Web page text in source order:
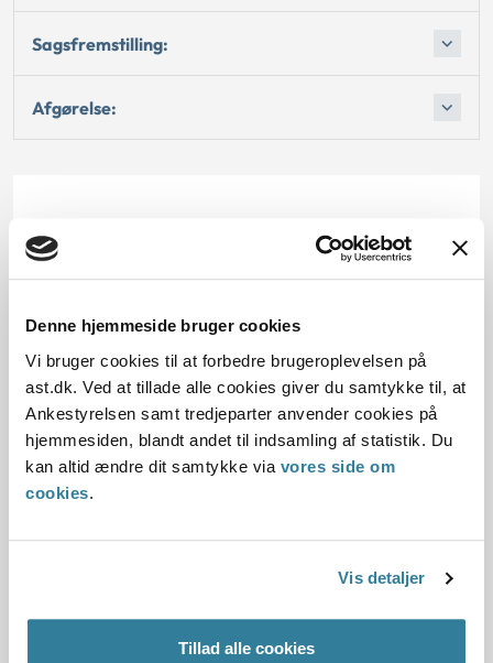
Denne hjemmeside bruger cookies
Vi bruger cookies til at forbedre brugeroplevelsen på
ast.dk. Ved at tillade alle cookies giver du samtykke til, at
Ankestyrelsen samt tredjeparter anvender cookies på
hjemmesiden, blandt andet til indsamling af statistik. Du
kan altid ændre dit samtykke via vores side om
cookies.
Vis detaljer
Tillad alle cookies
Sagsfremstilling:
Afgørelse:
15.05.2000
Offentliggørelsesdato
10.07.2013
Denne principafgørelse er kasseret den 7. maj 2019,
da den ikke længere har vejledningsværdi.
Paragraf
§ 57 § 69 § 71
Journalnummer J.nr.: 350031-00